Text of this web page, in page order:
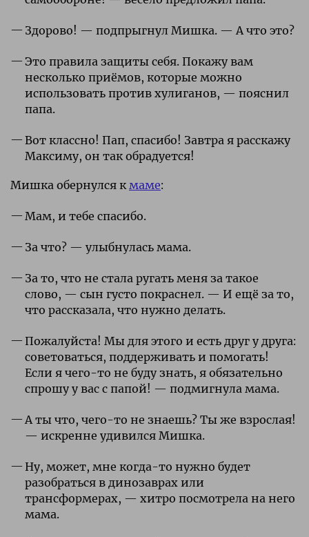
Здорово! — подпрыгнул Мишка. — А что это?
Это правила защиты себя. Покажу вам
несколько приёмов, которые можно
использовать против хулиганов, — пояснил
папа.
Вот классно! Пап, спасибо! Завтра я расскажу
Максиму, он так обрадуется!
Мишка обернулся к маме:
Мам, и тебе спасибо.
За что? — улыбнулась мама.
За то, что не стала ругать меня за такое
слово, — сын густо покраснел. — И ещё за то,
что рассказала, что нужно делать.
Пожалуйста! Мы для этого и есть друг у друга:
советоваться, поддерживать и помогать!
Если я чего-то не буду знать, я обязательно
спрошу у вас с папой! — подмигнула мама.
А ты что, чего-то не знаешь? Ты же взрослая!
— искренне удивился Мишка.
Ну, может, мне когда-то нужно будет
разобраться в динозаврах или
трансформерах, — хитро посмотрела на него
мама.